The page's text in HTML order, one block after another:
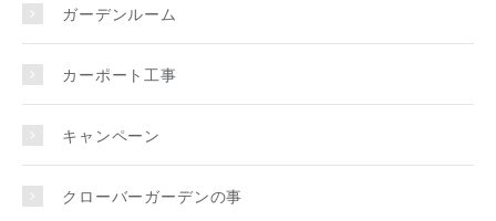
ガーデンルーム
カーポート工事
キャンペーン
クローバーガーデンの事